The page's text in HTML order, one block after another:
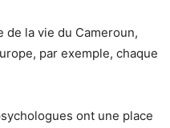
de la vie du Cameroun,
par exemple, chaque
ont une place